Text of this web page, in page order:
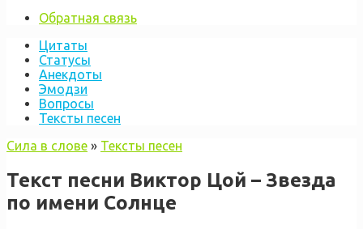
Обратная связь
Цитаты
Статусы
Анекдоты
Эмодзи
Вопросы
Тексты песен
Сила в слове » Тексты песен
Текст песни Виктор Цой – Звезда
по имени Солнце